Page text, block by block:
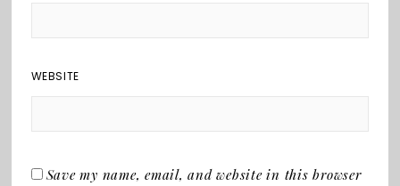
WEBSITE
Save my name, email, and website in this browser